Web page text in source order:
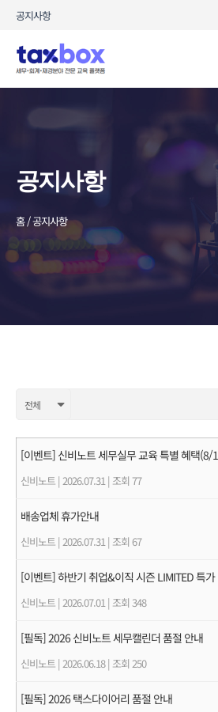
콘텐츠로
공지사항
공지사항
홈 / 공지사항
[이벤트] 신비노트 세무실무 교육 특별 혜택(8/
신비노트 | 2026.07.31 | 조회 77
배송업체 휴가안내
신비노트 | 2026.07.31 | 조회 67
[이벤트] 하반기 취업&이직 시즌 LIMITED 특
신비노트 | 2026.07.01 | 조회 348
[필독] 2026 신비노트 세무캘린더 품절 안내
신비노트 | 2026.06.18 | 조회 250
[필독] 2026 택스다이어리 품절 안내